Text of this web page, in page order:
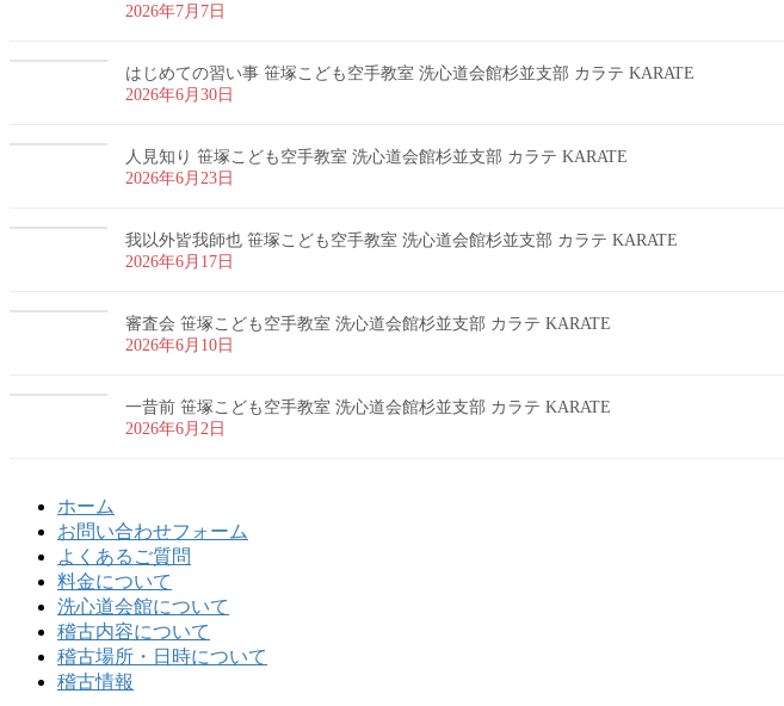
2026年7月7日
はじめての習い事 笹塚こども空手教室 洗心道会館杉並支部 カラテ KARATE
2026年6月30日
人見知り 笹塚こども空手教室 洗心道会館杉並支部 カラテ KARATE
2026年6月23日
我以外皆我師也 笹塚こども空手教室 洗心道会館杉並支部 カラテ KARATE
2026年6月17日
審査会 笹塚こども空手教室 洗心道会館杉並支部 カラテ KARATE
2026年6月10日
一昔前 笹塚こども空手教室 洗心道会館杉並支部 カラテ KARATE
2026年6月2日
ホーム
お問い合わせフォーム
よくあるご質問
料金について
洗心道会館について
稽古内容について
稽古場所・日時について
稽古情報